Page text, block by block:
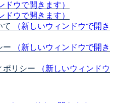
ドウで開きます）
ドウで開きます）
て
（新しいウィンドウで開き
ー
（新しいウィンドウで開き
ポリシー
（新しいウィンドウ